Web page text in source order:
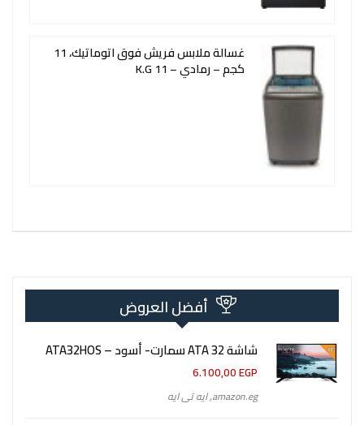
غسالة ملابس فريش فوق اتوماتيك، 11
كجم – رمادي – 11 K.G
أفضل العروض
شاشة 32 ATA سمارت- أسود – ATA32HOS
6.100,00EGP
amazon.eg
,ايه تى ايه